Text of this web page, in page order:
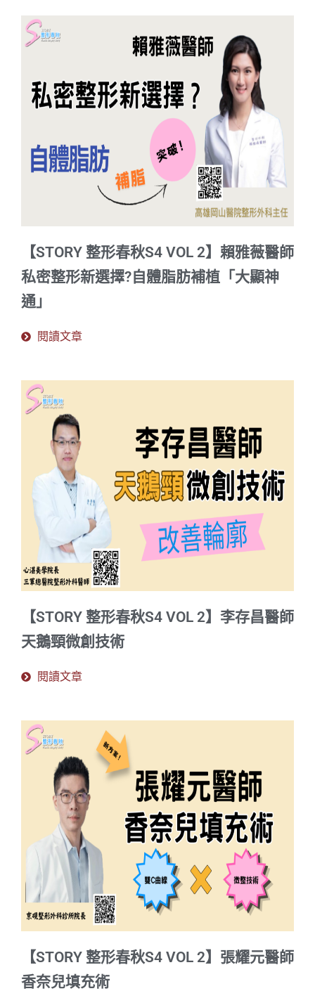
【STORY 整形春秋S4 VOL 2】賴雅薇醫師
私密整形新選擇?自體脂肪補植「大顯神
通」
閱讀文章
【STORY 整形春秋S4 VOL 2】李存昌醫師
天鵝頸微創技術
閱讀文章
【STORY 整形春秋S4 VOL 2】張耀元醫師
香奈兒填充術